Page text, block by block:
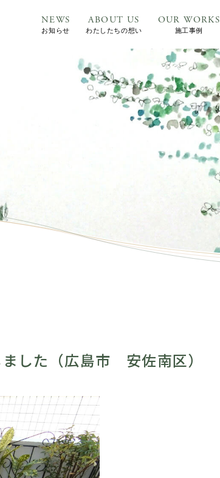
NEWS
お知らせ
ABOUT US
わたしたちの想い
OUR WORKS
施工事例
ました（広島市 安佐南区）